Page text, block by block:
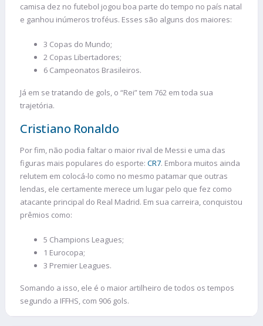
camisa dez no futebol jogou boa parte do tempo no país natal
e ganhou inúmeros troféus. Esses são alguns dos maiores:
3 Copas do Mundo;
2 Copas Libertadores;
6 Campeonatos Brasileiros.
Já em se tratando de gols, o “Rei” tem 762 em toda sua
trajetória.
Cristiano Ronaldo
Por fim, não podia faltar o maior rival de Messi e uma das
figuras mais populares do esporte: CR7. Embora muitos ainda
relutem em colocá-lo como no mesmo patamar que outras
lendas, ele certamente merece um lugar pelo que fez como
atacante principal do Real Madrid. Em sua carreira, conquistou
prêmios como:
5 Champions Leagues;
1 Eurocopa;
3 Premier Leagues.
Somando a isso, ele é o maior artilheiro de todos os tempos
segundo a IFFHS, com 906 gols.